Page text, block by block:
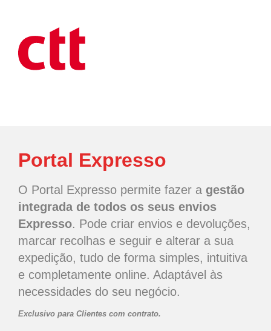
Portal Expresso
O Portal Expresso permite fazer a gestão
integrada de todos os seus envios
Expresso. Pode criar envios e devoluções,
marcar recolhas e seguir e alterar a sua
expedição, tudo de forma simples, intuitiva
e completamente online. Adaptável às
necessidades do seu negócio.
Exclusivo para Clientes com contrato.